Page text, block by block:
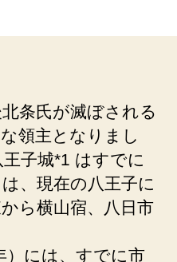
代、
条氏が滅ぼされる
領主となりまし
子城*1 はすでに
、現在の八王子に
ら横山宿、八日市
）には、すでに市